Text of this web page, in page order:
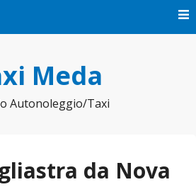
Meda
Autonoleggio/Taxi
da Nova